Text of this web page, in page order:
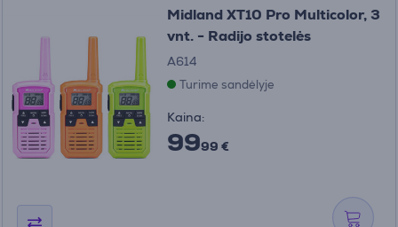
Midland XT10 Pro Multicolor, 3
vnt. - Radijo stotelės
A614
Turime sandėlyje
Kaina:
9999 €